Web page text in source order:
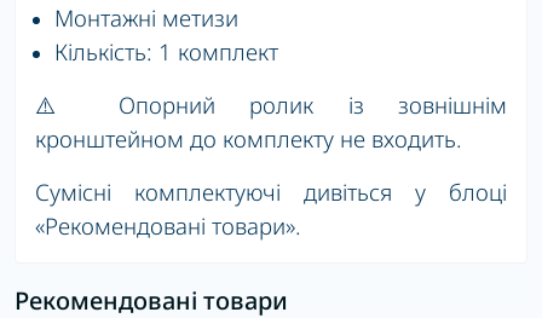
Монтажні метизи
Кількість: 1 комплект
⚠️ Опорний ролик із зовнішнім
кронштейном до комплекту не входить.
Сумісні комплектуючі дивіться у блоці
«Рекомендовані товари».
Рекомендовані товари